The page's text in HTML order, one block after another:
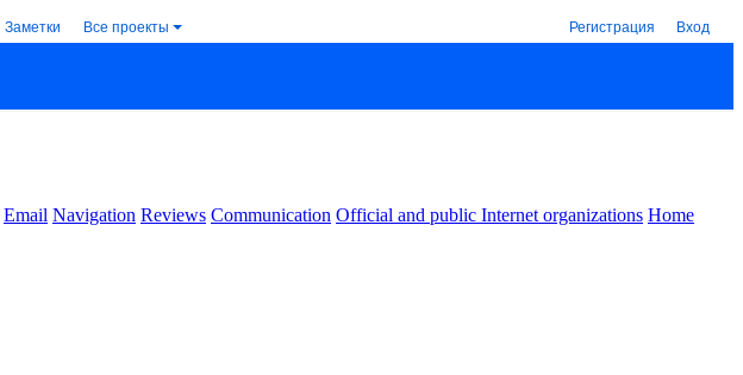
Заметки Все проекты Регистрация Вход
Email Navigation Reviews Communication Official and public Internet organizations Home